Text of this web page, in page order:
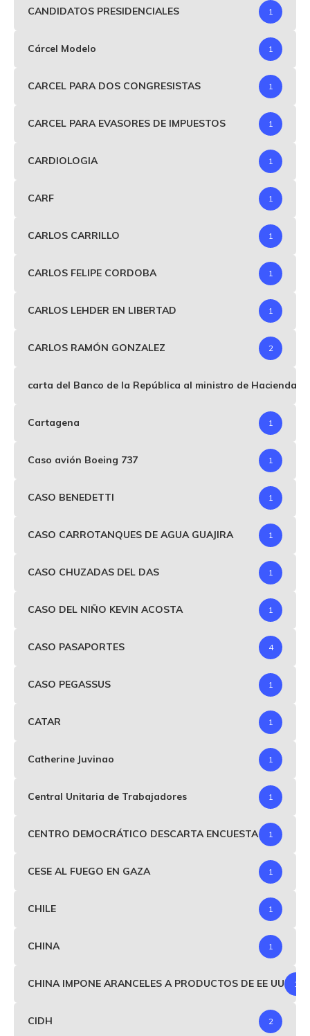
CANDIDATOS PRESIDENCIALES 1
Cárcel Modelo 1
CARCEL PARA DOS CONGRESISTAS 1
CARCEL PARA EVASORES DE IMPUESTOS 1
CARDIOLOGIA 1
CARF 1
CARLOS CARRILLO 1
CARLOS FELIPE CORDOBA 1
CARLOS LEHDER EN LIBERTAD 1
CARLOS RAMÓN GONZALEZ 2
carta del Banco de la República al ministro de Hacienda
Cartagena 1
Caso avión Boeing 737 1
CASO BENEDETTI 1
CASO CARROTANQUES DE AGUA GUAJIRA 1
CASO CHUZADAS DEL DAS 1
CASO DEL NIÑO KEVIN ACOSTA 1
CASO PASAPORTES 4
CASO PEGASSUS 1
CATAR 1
Catherine Juvinao 1
Central Unitaria de Trabajadores 1
CENTRO DEMOCRÁTICO DESCARTA ENCUESTA 1
CESE AL FUEGO EN GAZA 1
CHILE 1
CHINA 1
CHINA IMPONE ARANCELES A PRODUCTOS DE EE UU 1
CIDH 2